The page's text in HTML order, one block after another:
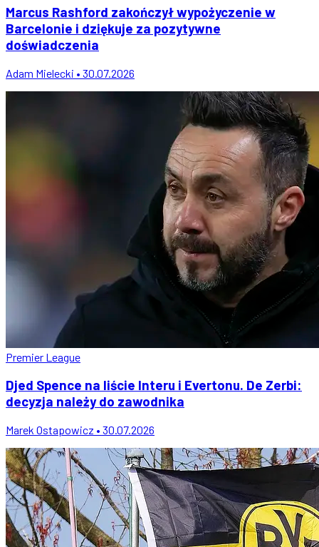
Marcus Rashford zakończył wypożyczenie w
Barcelonie i dziękuje za pozytywne
doświadczenia
Adam Mielecki • 30.07.2026
Premier League
Djed Spence na liście Interu i Evertonu. De Zerbi:
decyzja należy do zawodnika
Marek Ostapowicz • 30.07.2026